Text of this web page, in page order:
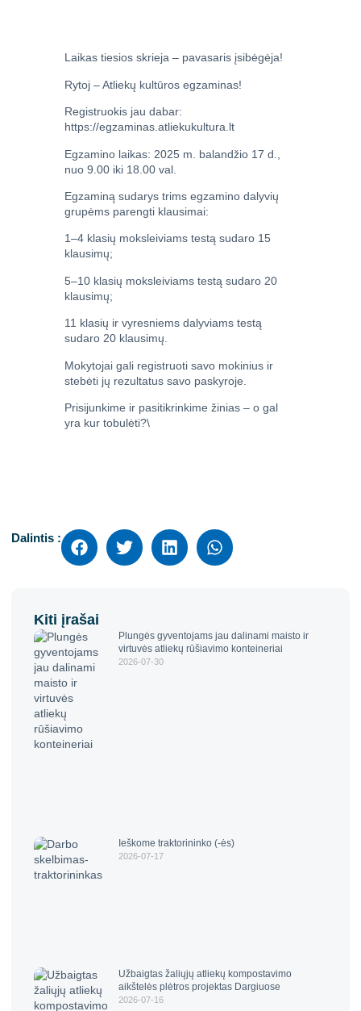
Laikas tiesios skrieja – pavasaris įsibėgėja!
Rytoj – Atliekų kultūros egzaminas!
Registruokis jau dabar:
https://egzaminas.atliekukultura.lt
Egzamino laikas: 2025 m. balandžio 17 d.,
nuo 9.00 iki 18.00 val.
Egzaminą sudarys trims egzamino dalyvių
grupėms parengti klausimai:
1–4 klasių moksleiviams testą sudaro 15
klausimų;
5–10 klasių moksleiviams testą sudaro 20
klausimų;
11 klasių ir vyresniems dalyviams testą
sudaro 20 klausimų.
Mokytojai gali registruoti savo mokinius ir
stebėti jų rezultatus savo paskyroje.
Prisijunkime ir pasitikrinkime žinias – o gal
yra kur tobulėti?\
Dalintis :
Kiti įrašai
Plungės gyventojams jau dalinami maisto ir
virtuvės atliekų rūšiavimo konteineriai
2026-07-30
Ieškome traktorininko (-ės)
2026-07-17
Užbaigtas žaliųjų atliekų kompostavimo
aikštelės plėtros projektas Dargiuose
2026-07-16